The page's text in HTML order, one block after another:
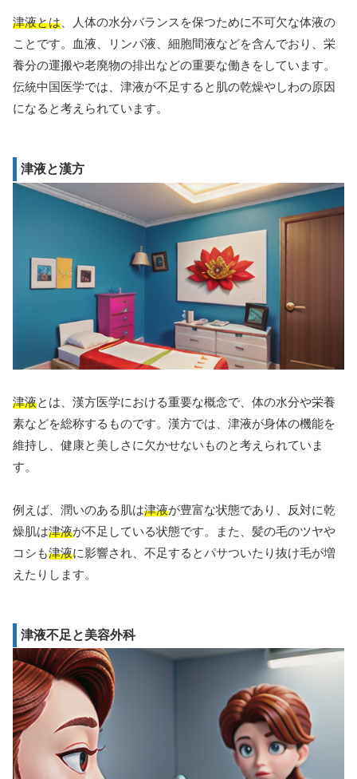
津液とは 、人体の水分バランスを保つために不可欠な体液の
ことです。血液、リンパ液、細胞間液などを含んでおり、栄
養分の運搬や老廃物の排出などの重要な働きをしています。
伝統中国医学では、津液が不足すると肌の乾燥やしわの原因
になると考えられています。
津液と漢方
津液とは、漢方医学における重要な概念で、体の水分や栄養
素などを総称するものです。漢方では、津液が身体の機能を
維持し、健康と美しさに欠かせないものと考えられていま
す。
例えば、潤いのある肌は津液が豊富な状態であり、反対に乾
燥肌は津液が不足している状態です。また、髪の毛のツヤや
コシも津液に影響され、不足するとパサついたり抜け毛が増
えたりします。
津液不足と美容外科